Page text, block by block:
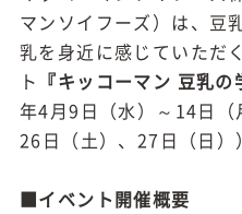
マンソイフーズ）は、豆
乳を身近に感じていただ
ト 『キッコーマン 豆乳の
年4月9日（水）～14日
26日（土）、27日（日）
■イベント開催概要